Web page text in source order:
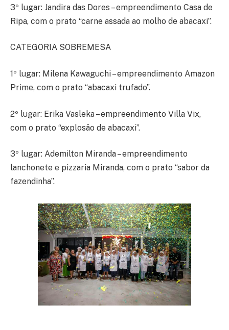
3º lugar: Jandira das Dores – empreendimento Casa de
Ripa, com o prato “carne assada ao molho de abacaxi”.
CATEGORIA SOBREMESA
1º lugar: Milena Kawaguchi – empreendimento Amazon
Prime, com o prato “abacaxi trufado”.
2º lugar: Erika Vasleka – empreendimento Villa Vix,
com o prato “explosão de abacaxi”.
3º lugar: Ademilton Miranda – empreendimento
lanchonete e pizzaria Miranda, com o prato “sabor da
fazendinha”.